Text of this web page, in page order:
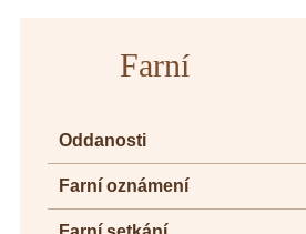
Farní
Oddanosti
Farní oznámení